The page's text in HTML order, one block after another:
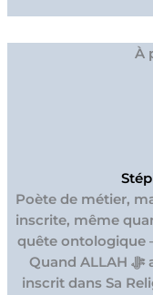
À
Poète de métier,
inscrite, même
quête ontologique
Quand ALLAH ﷻ a ouvert mon cœur à la foi et m'a
inscrit dans Sa